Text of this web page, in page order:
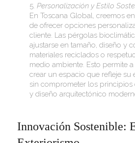
5. Personalización y Estilo
En Toscana Global, creemos
de ofrecer opciones
cliente. Las pérgolas
ajustarse en tamaño, diseño y
materiales reciclados o
medio ambiente. Esto permite
crear un espacio que refleje su
sin comprometer los principios
y diseño arquitectónico
Innovación Sostenible: